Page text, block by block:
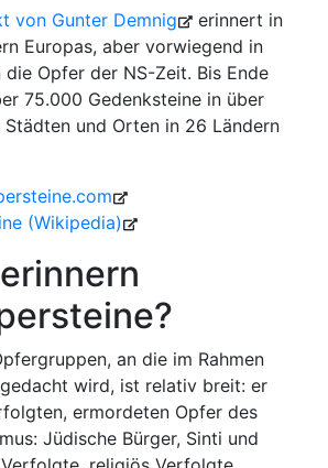
von Gunter Demnig
erinnert in
Europas, aber vorwiegend in
die Opfer der NS-Zeit. Bis Ende
75.000 Gedenksteine in über
Städten und Orten in 26 Ländern
(Wikipedia)
an die im Rahmen
wird, ist relativ breit: er
ermordeten Opfer des
Jüdische Bürger, Sinti und